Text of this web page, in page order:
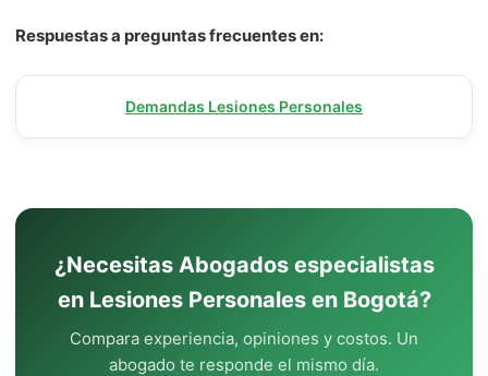
Respuestas a preguntas frecuentes en:
Demandas Lesiones Personales
¿Necesitas Abogados especialistas
en Lesiones Personales en Bogotá?
Compara experiencia, opiniones y costos. Un
abogado te responde el mismo día.